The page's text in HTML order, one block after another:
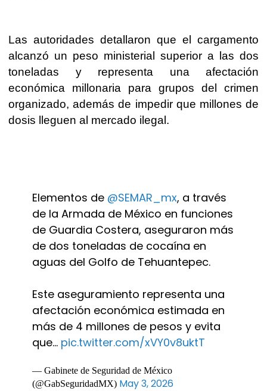
Las autoridades detallaron que el cargamento
alcanzó un peso ministerial superior a las dos
toneladas y representa una afectación
económica millonaria para grupos del crimen
organizado, además de impedir que millones de
dosis lleguen al mercado ilegal.
Elementos de @SEMAR_mx, a través
de la Armada de México en funciones
de Guardia Costera, aseguraron más
de dos toneladas de cocaína en
aguas del Golfo de Tehuantepec.
Este aseguramiento representa una
afectación económica estimada en
más de 4 millones de pesos y evita
que… pic.twitter.com/xVY0v8uktT
— Gabinete de Seguridad de México
(@GabSeguridadMX) May 3, 2026